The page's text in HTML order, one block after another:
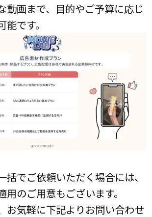
動画まで、目的やご予算に応じ
です。
括でご依頼いただく場合には、
用のご用意もございます。
お気軽に下記よりお問い合わせ